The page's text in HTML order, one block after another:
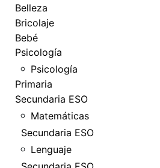
Belleza
Bricolaje
Bebé
Psicología
Psicología
Primaria
Secundaria ESO
Matemáticas
Secundaria ESO
Lenguaje